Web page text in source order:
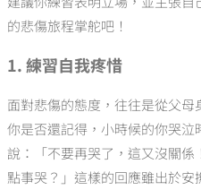
的悲傷旅程掌舵吧！
1. 練習自我疼惜
面對悲傷的態度，往往是從父母
你是否還記得，小時候的你哭
說：「不要再哭了，這又沒關
點事哭？」這樣的回應雖出於